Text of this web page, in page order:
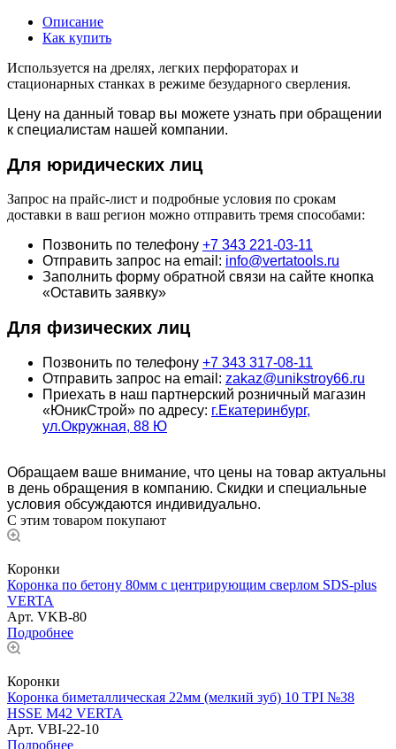
Описание
Как купить
Используется на дрелях, легких перфораторах и
стационарных станках в режиме безударного сверления.
Цену на данный товар вы можете узнать при обращении
к специалистам нашей компании.
Для юридических лиц
Запрос на прайс-лист и подробные условия по срокам
доставки в ваш регион можно отправить тремя способами:
Позвонить по телефону +7 343 221-03-11
Отправить запрос на email: info@vertatools.ru
Заполнить форму обратной связи на сайте кнопка
«Оставить заявку»
Для физических лиц
Позвонить по телефону +7 343 317-08-11
Отправить запрос на email: zakaz@unikstroy66.ru
Приехать в наш партнерский розничный магазин
«ЮникСтрой» по адресу: г.Екатеринбург,
ул.Окружная, 88 Ю
Обращаем ваше внимание, что цены на товар актуальны
в день обращения в компанию. Скидки и специальные
условия обсуждаются индивидуально.
С этим товаром покупают
Коронки
Коронка по бетону 80мм с центрирующим сверлом SDS-рlus
VERTA
Арт. VKB-80
Подробнее
Коронки
Коронка биметаллическая 22мм (мелкий зуб) 10 TPI №38
HSSE М42 VERTA
Арт. VBI-22-10
Подробнее